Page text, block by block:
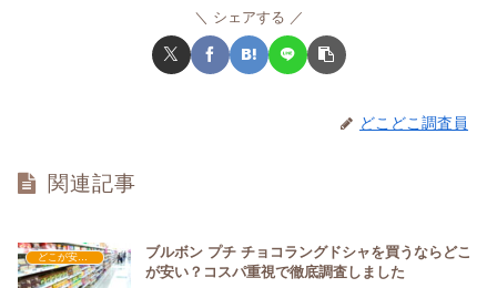
シェアする
どこどこ調査員
関連記事
どこが安い？-お菓子・スイーツ・アイス
ブルボン プチ チョコラングドシャを買うならどこ
が安い？コスパ重視で徹底調査しました